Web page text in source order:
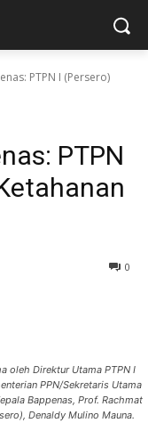
PTPN I (Persero)
PTPN
0
oleh Direktur Utama PTPN I
PPN/Sekretaris Utama
Bappenas, Prof. Rachmat
Denaldy Mulino Mauna.